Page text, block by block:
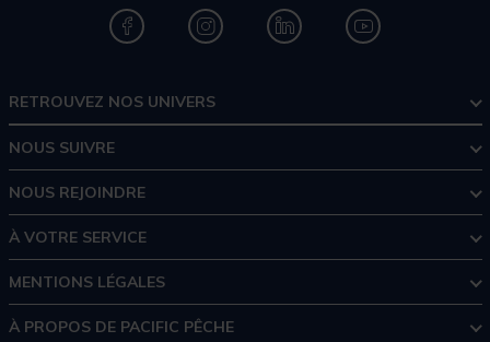
RETROUVEZ NOS UNIVERS
NOUS SUIVRE
NOUS REJOINDRE
À VOTRE SERVICE
MENTIONS LÉGALES
À PROPOS DE PACIFIC PÊCHE